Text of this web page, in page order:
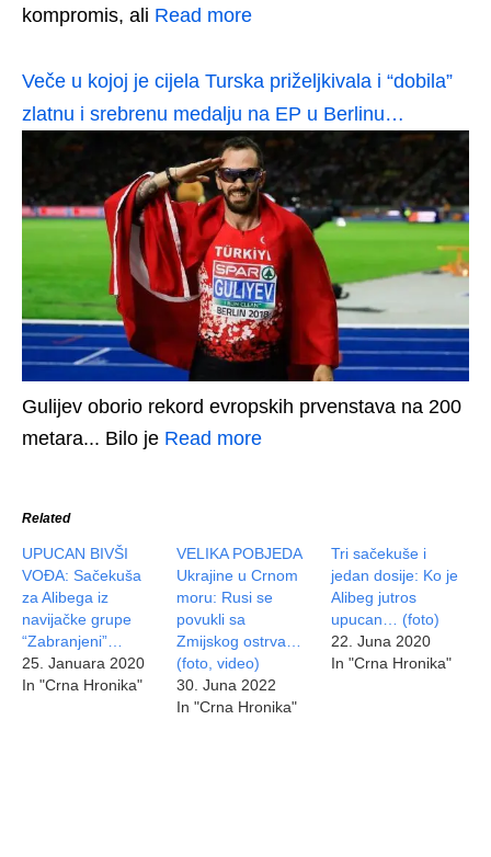
kompromis, ali Read more
Veče u kojoj je cijela Turska priželjkivala i “dobila”
zlatnu i srebrenu medalju na EP u Berlinu…
Gulijev oborio rekord evropskih prvenstava na 200
metara... Bilo je Read more
Related
UPUCAN BIVŠI
VOĐA: Sačekuša
za Alibega iz
navijačke grupe
“Zabranjeni”…
25. Januara 2020
In "Crna Hronika"
VELIKA POBJEDA
Ukrajine u Crnom
moru: Rusi se
povukli sa
Zmijskog ostrva…
(foto, video)
30. Juna 2022
In "Crna Hronika"
Tri sačekuše i
jedan dosije: Ko je
Alibeg jutros
upucan… (foto)
22. Juna 2020
In "Crna Hronika"